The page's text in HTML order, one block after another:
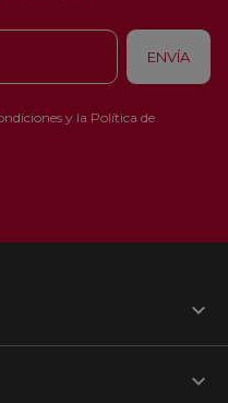
y la Política de

